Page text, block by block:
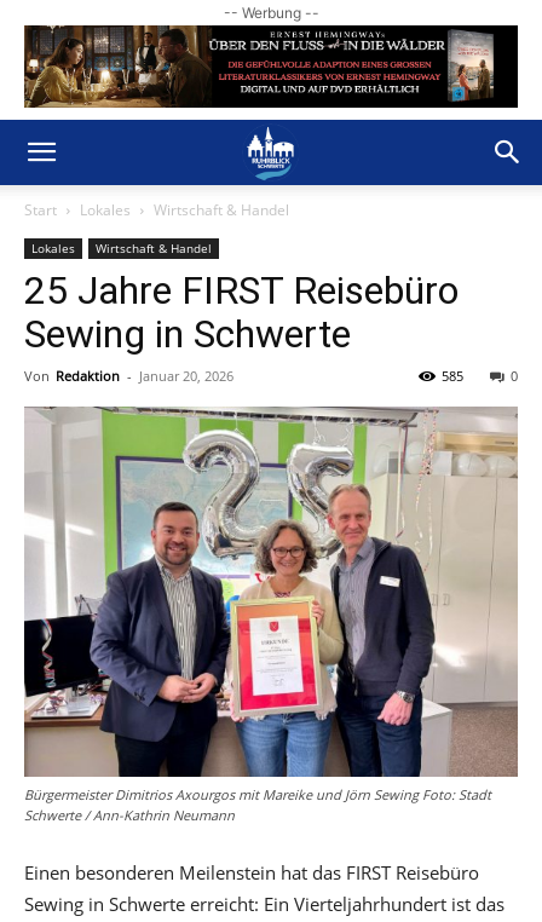
-- Werbung --
Start Lokales Wirtschaft & Handel
Lokales Wirtschaft & Handel
25 Jahre FIRST Reisebüro
Sewing in Schwerte
Von Redaktion - Januar 20, 2026 0
585
Bürgermeister Dimitrios Axourgos mit Mareike und Jörn Sewing Foto: Stadt
Schwerte / Ann-Kathrin Neumann
Einen besonderen Meilenstein hat das FIRST Reisebüro
Sewing in Schwerte erreicht: Ein Vierteljahrhundert ist das